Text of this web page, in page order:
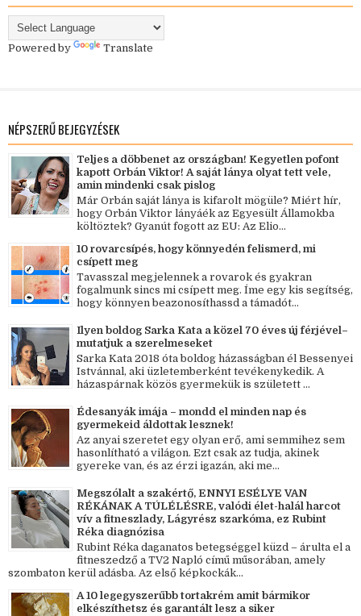
Powered by Translate
NÉPSZERŰ BEJEGYZÉSEK
Teljes a döbbenet az országban! Kegyetlen pofont
kapott Orbán Viktor! A saját lánya olyat tett vele,
amin mindenki csak pislog
Már Orbán saját lánya is kifarolt mögüle? Miért hír,
hogy Orbán Viktor lányáék az Egyesült Államokba
költöztek? Gyanút fogott az EU: Az Elio...
10 rovarcsípés, hogy könnyedén felismerd, mi
csípett meg
Tavasszal megjelennek a rovarok és gyakran
fogalmunk sincs mi csípett meg. Íme egy kis segítség,
hogy könnyen beazonosíthassd a támadót...
Ilyen boldog Sarka Kata a közel 70 éves új férjével–
mutatjuk a szerelmeseket
Sarka Kata 2018 óta boldog házasságban él Bessenyei
Istvánnal, aki üzletemberként tevékenykedik. A
házaspárnak közös gyermekük is született ...
Édesanyák imája – mondd el minden nap és
gyermekeid áldottak lesznek!
Az anyai szeretet egy olyan erő, ami semmihez sem
hasonlítható a világon. Ezt csak az tudja, akinek
gyereke van, és az érzi igazán, aki me...
Megszólalt a szakértő, ENNYI ESÉLYE VAN
RÉKÁNAK A TÚLÉLÉSRE, valódi élet-halál harcot
vív a fitneszlady, Lágyrész szarkóma, ez Rubint
Réka diagnózisa
Rubint Réka daganatos betegséggel küzd – árulta el a
fitneszedző a TV2 Napló című műsorában, amely
szombaton kerül adásba. Az első képkockák...
A 10 legegyszerűbb tortakrém amit bármikor
elkészíthetsz és garantált lesz a siker